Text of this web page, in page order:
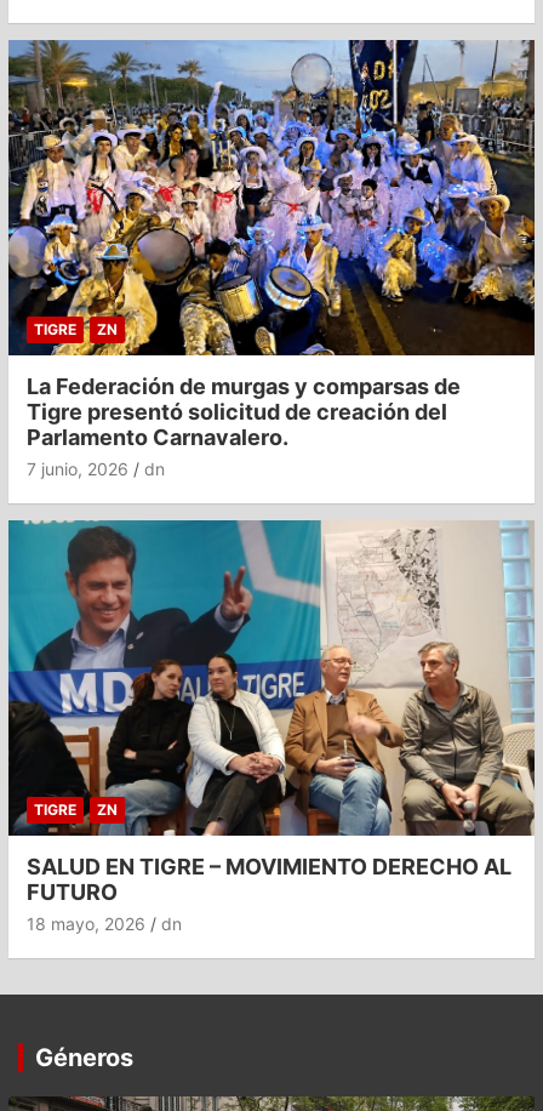
TIGRE ZN
La Federación de murgas y comparsas de
Tigre presentó solicitud de creación del
Parlamento Carnavalero.
7 junio, 2026 dn
TIGRE ZN
SALUD EN TIGRE – MOVIMIENTO DERECHO AL
FUTURO
18 mayo, 2026 dn
Géneros